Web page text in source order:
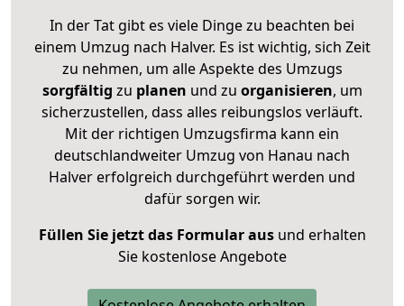
In der Tat gibt es viele Dinge zu beachten bei
einem Umzug nach Halver. Es ist wichtig, sich Zeit
zu nehmen, um alle Aspekte des Umzugs
sorgfältig zu planen und zu organisieren, um
sicherzustellen, dass alles reibungslos verläuft.
Mit der richtigen Umzugsfirma kann ein
deutschlandweiter Umzug von Hanau nach
Halver erfolgreich durchgeführt werden und
dafür sorgen wir.
Füllen Sie jetzt das Formular ausund erhalten
Sie kostenlose Angebote